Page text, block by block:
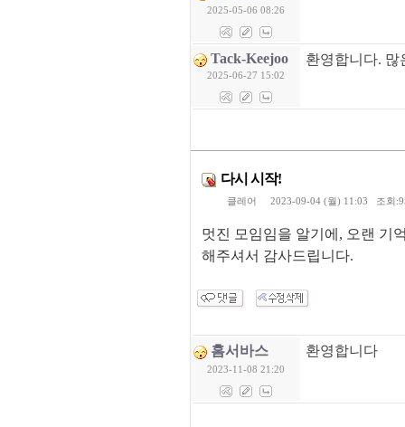
2025-05-06 08:26
Tack-Keejoo
2025-06-27 15:02
환영합니다. 많
다시 시작!
클레어 2023-09-04 (월) 11:03 조회
멋진 모임임을 알기에, 오랜 기
해주셔서 감사드립니다.
홈서바스
2023-11-08 21:20
환영합니다